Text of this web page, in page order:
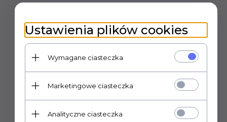
POLECAMY
Ustawienia plików cookies
Wymagane ciasteczka
Marketingowe ciasteczka
Analityczne ciasteczka